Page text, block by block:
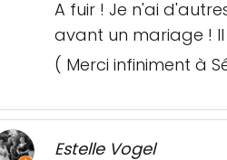
A fuir ! Je n'ai
avant un mariage !
( Merci infiniment à
Estelle Vogel